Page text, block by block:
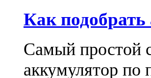
Как подобрать
Самый простой
аккумулятор